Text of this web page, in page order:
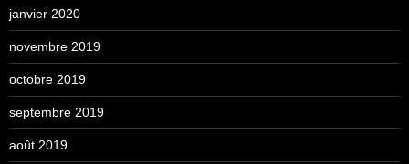
janvier 2020
novembre 2019
octobre 2019
septembre 2019
août 2019